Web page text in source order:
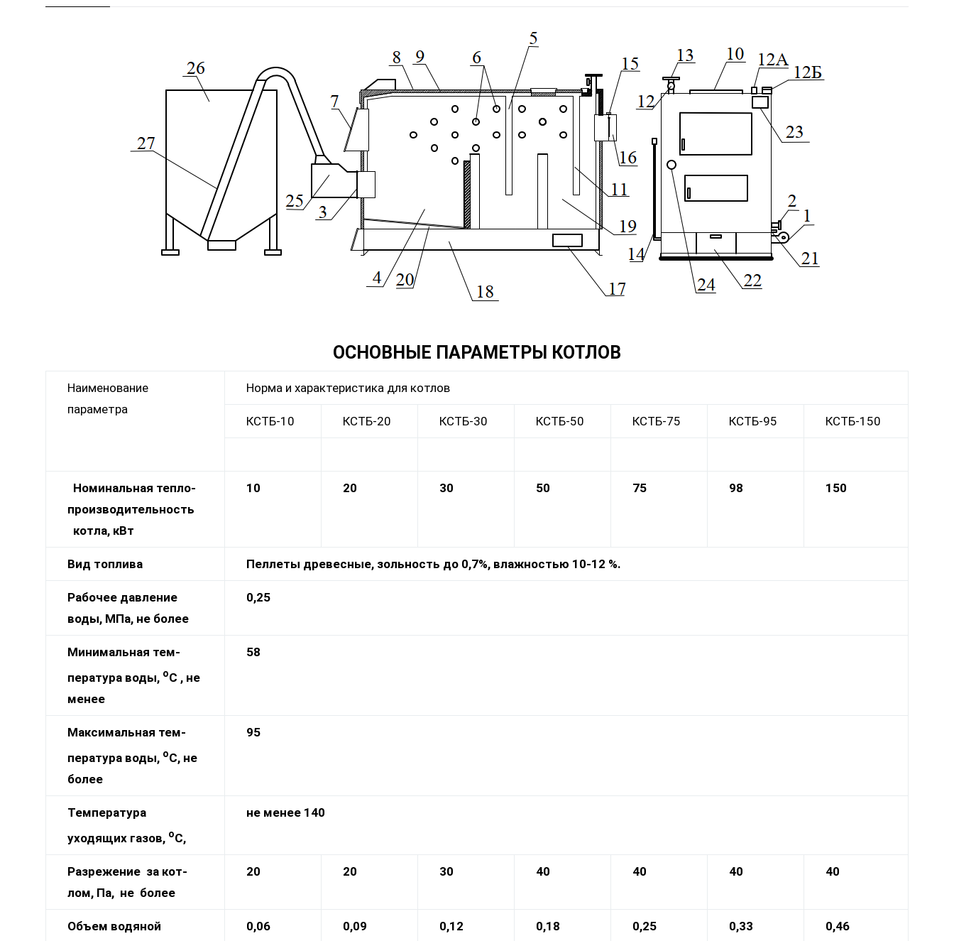
ОСНОВНЫЕ ПАРАМЕТРЫ КОТЛОВ
Наименование
параметра
Норма и характеристика для котлов
КСТБ-10 КСТБ-20 КСТБ-30 КСТБ-50 КСТБ-75 КСТБ-95 КСТБ-150
Номинальная тепло-
производительность
котла, кВт
10 20 30 50 75 98 150
Вид топлива Пеллеты древесные, зольность до 0,7%, влажностью 10-12 %.
Рабочее давление
воды, МПа, не более
0,25
Минимальная тем-
пература воды, оС , не
менее
58
Максимальная тем-
пература воды, оС, не
более
95
Температура
уходящих газов, оС,
не менее 1 40
Разрежение за кот-
лом, Па, не более
20 20 30 40 40 40 40
Объем водяной
0,06 0,09 0,12 0,18 0,25 0,33 0,46